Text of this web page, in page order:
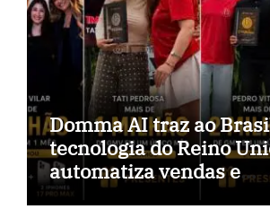
Domma AI traz ao
tecnologia do Reino
automatiza vendas e
inteligência no TikTok